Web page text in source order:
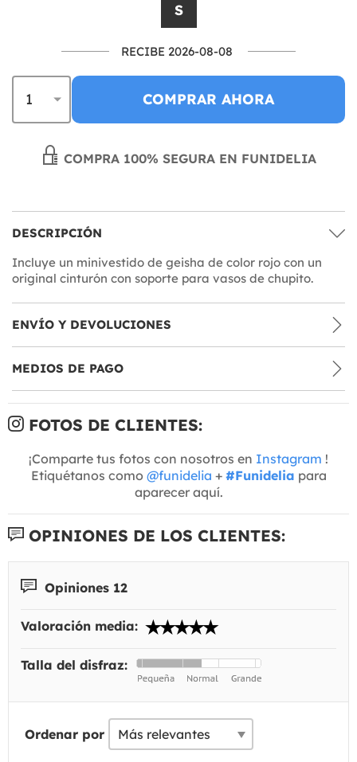
S
RECIBE 2026-08-08
COMPRAR AHORA
COMPRA 100% SEGURA EN FUNIDELIA
DESCRIPCIÓN
Incluye un minivestido de geisha de color rojo con un
original cinturón con soporte para vasos de chupito.
ENVÍO Y DEVOLUCIONES
MEDIOS DE PAGO
FOTOS DE CLIENTES:
¡Comparte tus fotos con nosotros en Instagram !
Etiquétanos como @funidelia + #Funidelia para
aparecer aquí.
OPINIONES DE LOS CLIENTES:
Opiniones 12
Valoración media:
Talla del disfraz:
Ordenar por